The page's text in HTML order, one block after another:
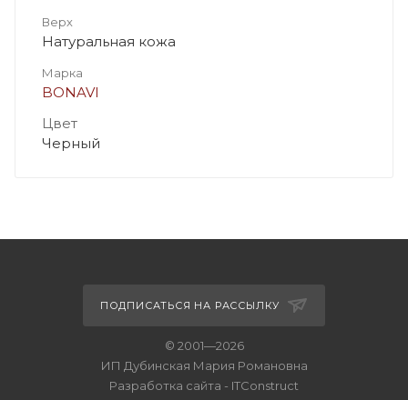
Верх
Натуральная кожа
Марка
BONAVI
Цвет
Черный
ПОДПИСАТЬСЯ НА РАССЫЛКУ
© 2001—2026
ИП Дубинская Мария Романовна
Разработка сайта - ITConstruct